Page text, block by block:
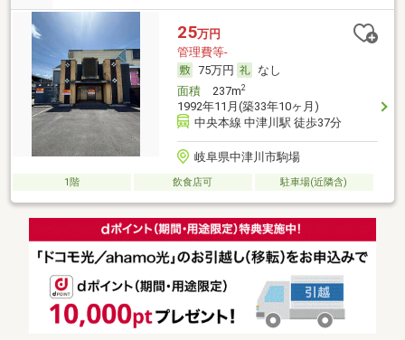
25万円
管理費等-
75万円
なし
面積237m2
1992年11月(築33年10ヶ月)
中央本線 中津川駅 徒歩37分
岐阜県中津川市駒場
1階 飲食店可 駐車場(近隣含)